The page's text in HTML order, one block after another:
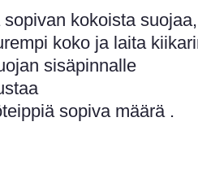
kokoista suojaa,
koko ja laita
sisäpinnalle
sopiva määrä .